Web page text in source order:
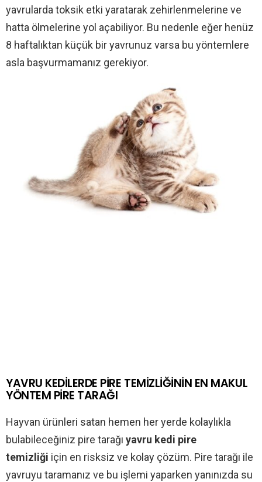
yavrularda toksik etki yaratarak zehirlenmelerine ve
hatta ölmelerine yol açabiliyor. Bu nedenle eğer henüz
8 haftalıktan küçük bir yavrunuz varsa bu yöntemlere
asla başvurmamanız gerekiyor.
YAVRU KEDİLERDE PİRE TEMİZLİĞİNİN EN MAKUL
YÖNTEM PİRE TARAĞI
Hayvan ürünleri satan hemen her yerde kolaylıkla
bulabileceğiniz pire tarağı yavru kedi pire
temizliği için en risksiz ve kolay çözüm. Pire tarağı ile
yavruyu taramanız ve bu işlemi yaparken yanınızda su